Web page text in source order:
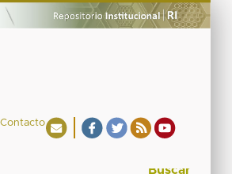
Contacto
Buscar